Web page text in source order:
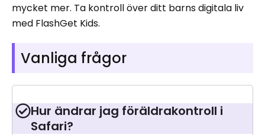
mycket mer. Ta kontroll över ditt barns digitala liv
med FlashGet Kids.
Vanliga frågor
Hur ändrar jag föräldrakontroll i
Safari?